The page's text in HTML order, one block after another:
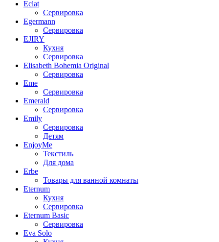
Eclat
Сервировка
Egermann
Сервировка
EJIRY
Кухня
Сервировка
Elisabeth Bohemia Original
Сервировка
Eme
Сервировка
Emerald
Сервировка
Emily
Сервировка
Детям
EnjoyMe
Текстиль
Для дома
Erbe
Товары для ванной комнаты
Eternum
Кухня
Сервировка
Eternum Basic
Сервировка
Eva Solo